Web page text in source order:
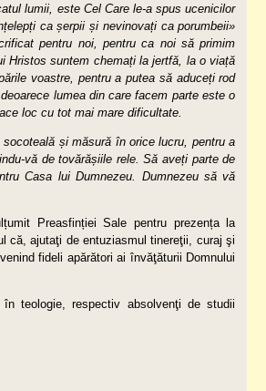
lumii, este Cel Care le-a spus ucenicilor
ca șerpii și nevinovați ca porumbeii»
pentru noi, pentru ca noi să primim
Hristos suntem chemați la jertfă, la o viață
voastre, pentru a putea să aduceți rod
lumea din care facem parte este o
loc cu tot mai mare dificultate.
și măsură în orice lucru, pentru a
vă de tovărășiile rele. Să aveți parte de
Casa lui Dumnezeu. Dumnezeu să vă
Preasfinției Sale pentru prezența la
că, ajutaţi de entuziasmul tinereţii, curaj şi
fideli apărători ai învăţăturii Domnului
teologie, respectiv absolvenţi de studii